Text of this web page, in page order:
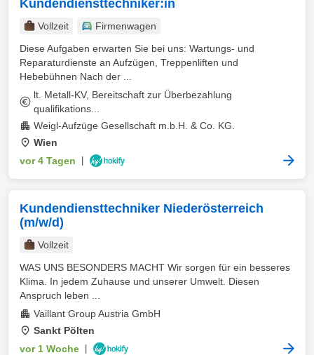
Kundendiensttechniker:in
Vollzeit
Firmenwagen
Diese Aufgaben erwarten Sie bei uns: Wartungs- und
Reparaturdienste an Aufzügen, Treppenliften und
Hebebühnen Nach der ...
lt. Metall-KV, Bereitschaft zur Überbezahlung
qualifikations...
Weigl-Aufzüge Gesellschaft m.b.H. & Co. KG.
Wien
vor 4 Tagen
Kundendiensttechniker Niederösterreich
(m/w/d)
Vollzeit
WAS UNS BESONDERS MACHT Wir sorgen für ein besseres
Klima. In jedem Zuhause und unserer Umwelt. Diesen
Anspruch leben ...
Vaillant Group Austria GmbH
Sankt Pölten
vor 1 Woche